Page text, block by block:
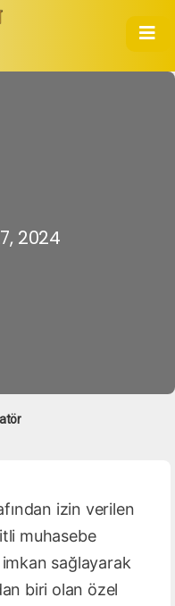
2024
izin verilen
muhasebe
sağlayarak
biri olan özel